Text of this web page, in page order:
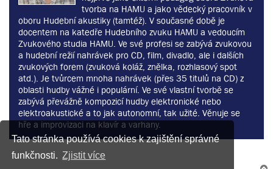
Tato stránka používá cookies k zajištění správné
funkčnosti. Zjistit více
tvorba na HAMU a jako vědecký pracovník v
oboru Hudební akustiky (tamtéž). V současné době je
docentem na katedře Hudebního zvuku HAMU a vedoucím
Zvukového studia HAMU. Ve své profesi se zabývá zvukovou
a hudební režií nahrávek pro CD, film, divadlo, ale i dalších
zvukových forem (zvuková koláž, znělka, rozhlasový spot
atd.). Je tvůrcem mnoha nahrávek (přes 35 titulů na CD) z
oblasti hudby vážné i populární. Ve své vlastní tvorbě se
zabývá převážně kompozicí hudby elektronické nebo
elektroakustické a to jak autonomní, tak užité. Věnuje se
hře a improvizaci na klavír a varhany.